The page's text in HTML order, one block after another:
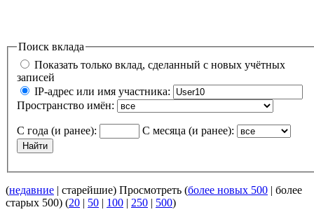
Поиск вклада
Показать только вклад, сделанный с новых учётных
записей
IP-адрес или имя участника:
Пространство имён:
С года (и ранее): С месяца (и ранее):
(недавние | старейшие) Просмотреть (более новых 500 | более
старых 500) (20 | 50 | 100 | 250 | 500)